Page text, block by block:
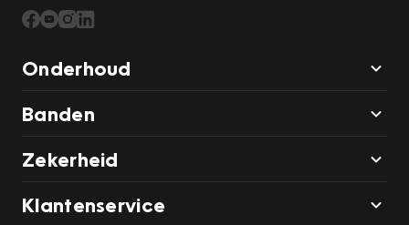
Onderhoud
Banden
Zekerheid
Klantenservice